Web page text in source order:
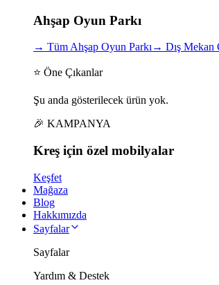
Ahşap Oyun Parkı
→ Tüm Ahşap Oyun Parkı→ Dış Mekan
⭐ Öne Çıkanlar
Şu anda gösterilecek ürün yok.
🎉 KAMPANYA
Kreş için özel mobilyalar
Keşfet
Mağaza
Blog
Hakkımızda
Sayfalar
Sayfalar
Yardım & Destek